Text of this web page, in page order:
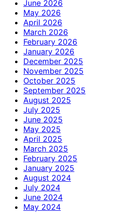
June 2026
May 2026
April 2026
March 2026
February 2026
January 2026
December 2025
November 2025
October 2025
September 2025
August 2025
July 2025
June 2025
May 2025
April 2025
March 2025
February 2025
January 2025
August 2024
July 2024
June 2024
May 2024